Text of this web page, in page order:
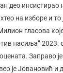
део
на изборе и то
гласова
насиља” 2023.
Заправо
је Јовановић и